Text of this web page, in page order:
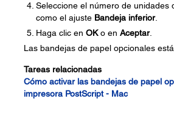
Seleccione el número de unidades
como el ajuste Bandeja inferior.
Haga clic en OKo en Aceptar.
Las bandejas de papel opcionales
Tareas relacionadas
Cómo activar las bandejas de papel
impresora PostScript - Mac